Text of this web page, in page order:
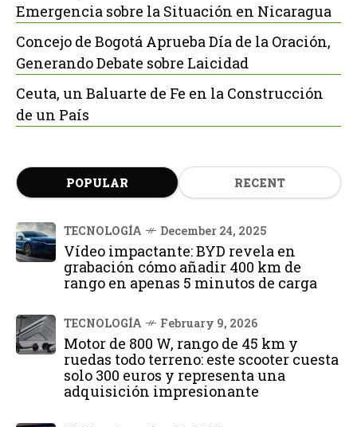
Emergencia sobre la Situación en Nicaragua
Concejo de Bogotá Aprueba Día de la Oración,
Generando Debate sobre Laicidad
Ceuta, un Baluarte de Fe en la Construcción
de un País
POPULAR RECENT
TECNOLOGÍA December 24, 2025
Vídeo impactante: BYD revela en
grabación cómo añadir 400 km de
rango en apenas 5 minutos de carga
TECNOLOGÍA February 9, 2026
Motor de 800 W, rango de 45 km y
ruedas todo terreno: este scooter cuesta
solo 300 euros y representa una
adquisición impresionante